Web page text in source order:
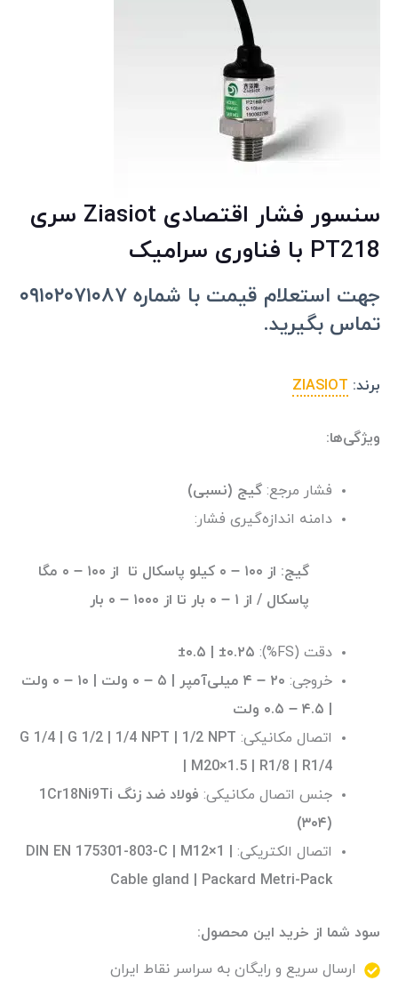
سنسور فشار اقتصادی Ziasiot سری
PT218 با فناوری سرامیک
جهت استعلام قیمت با شماره ۰۹۱۰۲۰۷۱۰۸۷
تماس بگیرید.
برند: ZIASIOT
ویژگی‌ها:
فشار مرجع: گیج (نسبی)
دامنه اندازه‌گیری فشار:
گیج: از ۱۰۰ – ۰ کیلو پاسکال تا از ۱۰۰ – ۰ مگا
پاسکال / از ۱ – ۰ بار تا از ۱۰۰۰ – ۰ بار
دقت (FS%):
±۰.۵ | ±۰.۲۵
خروجی:
۲۰ – ۴ میلی‌آمپر | ۵ – ۰ ولت | ۱۰ – ۰ ولت
اتصال مکانیکی: G 1/4 | G 1/2 | 1/4 NPT | 1/2 NPT
| M20×1.5 | R1/8 | R1/4
جنس اتصال مکانیکی:
فولاد ضد زنگ 1Cr18Ni9Ti
(۳۰۴)
اتصال الکتریکی:
DIN EN 175301-803-C | M12×1 |
Cable gland | Packard Metri-Pack
سود شما از خرید این محصول:
ارسال سریع و رایگان به سراسر نقاط ایران